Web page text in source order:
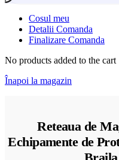
Cosul meu
Detalii Comanda
Finalizare Comanda
No products added to the cart
Înapoi la magazin
Reteaua de
Echipamente de